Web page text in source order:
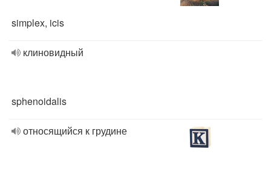
simplex, icis
клиновидный
sphenoidalis
относящийся к грудине